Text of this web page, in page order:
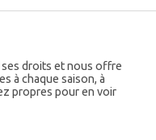
droits et nous offre
à chaque saison, à
propres pour en voir